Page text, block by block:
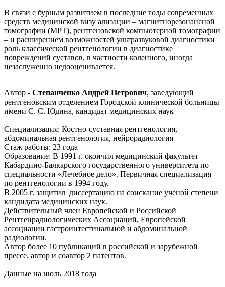
В связи с бурным развитием в последние годы современных
средств медицинской визу ализации – магнитнорезонансной
томографии (МРТ), рентгеновской компьютерной томографии
– и расширением возможностей ультразвуковой диагностики
роль классической рентгенологии в диагностике
повреждений суставов, в частности коленного, иногда
незаслуженно недооценивается.
Автор - Степанченко Андрей Петрович, заведующий
рентгеновским отделением Городской клинической больницы
имени С. С. Юдина, кандидат медицинских наук
Специализация: Костно-суставная рентгенология,
абдоминальная рентгенология, нейрорадиология
Стаж работы: 23 года
Образование: В 1991 г. окончил медицинский факультет
Кабардино-Балкарского государственного университета по
специальности «Лечебное дело». Первичная специализация
по рентгенологии в 1994 году.
В 2005 г. защитил диссертацию на соискание ученой степени
кандидата медицинских наук.
Действительный член Европейской и Российской
Рентгенрадиологических Ассоциаций, Европейской
ассоциации гастроинтестинальной и абдоминальной
радиологии.
Автор более 10 публикаций в российской и зарубежной
прессе, автор и соавтор 2 патентов.
Данные на июль 2018 года